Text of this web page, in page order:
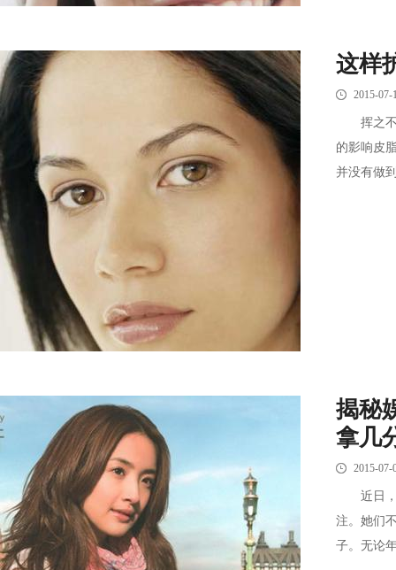
这样
2015-07-
挥之不
的影响皮
并没有做
揭秘
拿几
2015-07-
近日，
注。她们
子。无论